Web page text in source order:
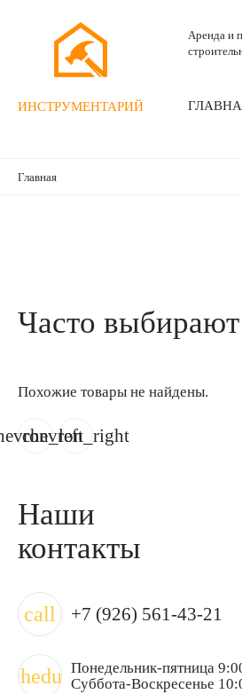
ИНСТРУМЕНТАРИЙ
Аренда и
Главная
Часто
Похожие товары не найдены.
chevron_right
Наши
контакты
call +7 (926) 561-43-21
scheduleПонедельник-пятница
Суббота-Воскресенье